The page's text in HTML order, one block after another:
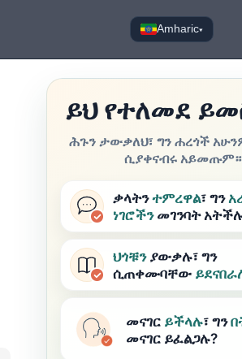
Amharic▾
ይህ የተለመደ
ሕጉን ታውቃለህ፣ ግን ሐረጎች
ሲያቀናብሩ አይመጡም።
ቃላትንተምረዋል፣ ግን
ነገሮችንመገንባት
ህጎቹንያውቃሉ፣ ግን
ሲጠቀሙባቸው
መናገር ይችላሉ፣ ግን
መናገር ይፈልጋሉ?